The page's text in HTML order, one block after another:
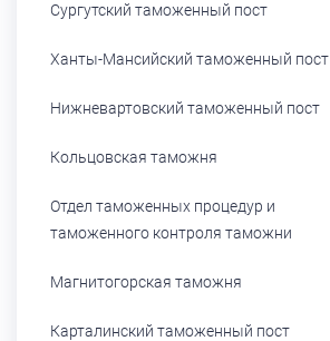
Сургутский таможенный пост
Ханты-Мансийский таможенный пост
Нижневартовский таможенный пост
Кольцовская таможня
Отдел таможенных процедур и
таможенного контроля таможни
Магнитогорская таможня
Карталинский таможенный пост